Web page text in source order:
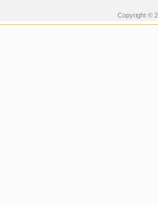
Copyright ©